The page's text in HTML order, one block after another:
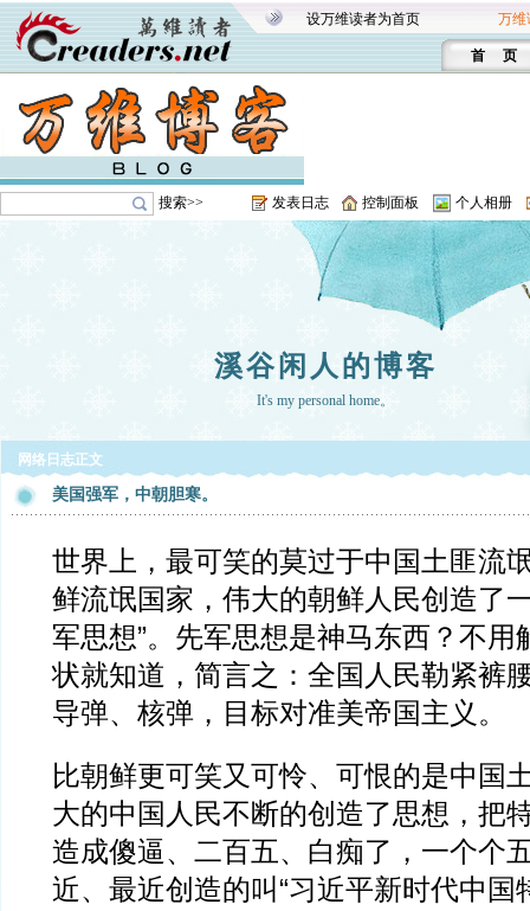
设万维读者为首页 万维
首 页
搜索>> 发表日志 控制面板 个人相册
溪谷闲人的博客
It's my personal home。
网络日志正文
美国强军，中朝胆寒。
世界上，最可笑的莫过于中国土匪流
鲜流氓国家，伟大的朝鲜人民创造了
军思想”。先军思想是神马东西？不用
状就知道，简言之：全国人民勒紧裤
导弹、核弹，目标对准美帝国主义。
比朝鲜更可笑又可怜、可恨的是中国
大的中国人民不断的创造了思想，把
造成傻逼、二百五、白痴了，一个个
近、最近创造的叫“习近平新时代中国